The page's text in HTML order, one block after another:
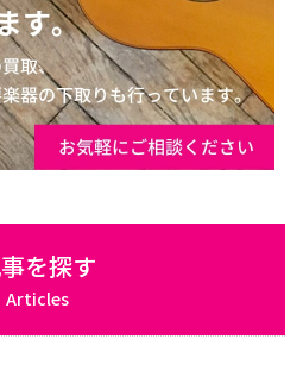
を探す
Articles